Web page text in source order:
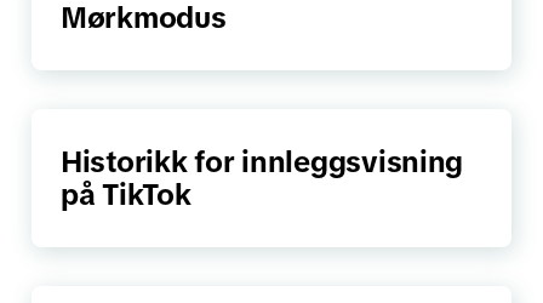
Mørkmodus
Historikk for innleggsvisning
på TikTok